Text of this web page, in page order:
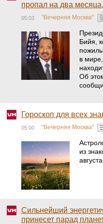
пропал на два
05:03 "Вечерняя Москва"
Бийя,
в
Об
Гороскоп для всех
05:00 "Вечерняя Москва"
из
Сильнейший
принесет парад